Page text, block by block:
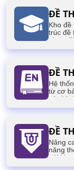
ĐỀ
Kho đề
trúc đề
phục
ĐỀ
Hệ
từ cơ
các kỳ
ĐỀ
Nâng
năng
với
tục,